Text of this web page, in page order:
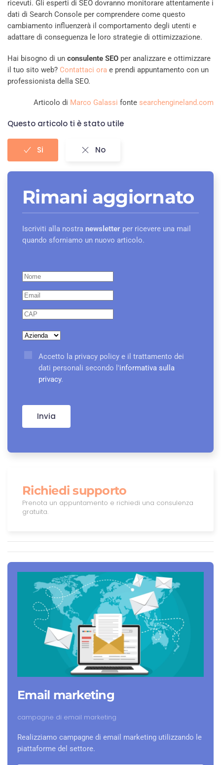
ricevuti. Gli esperti di SEO dovranno monitorare attentamente i
dati di Search Console per comprendere come questo
cambiamento influenzerà il comportamento degli utenti e
adattare di conseguenza le loro strategie di ottimizzazione.
Hai bisogno di un consulente SEO per analizzare e ottimizzare
il tuo sito web? Contattaci ora e prendi appuntamento con un
professionista della SEO.
Articolo di Marco Galassi fonte searchengineland.com
Questo articolo ti è stato utile
Si No
Rimani aggiornato
Iscriviti alla nostra newsletter per ricevere una mail
quando sforniamo un nuovo articolo.
Accetto la privacy policy e il trattamento dei
dati personali secondo l'informativa sulla
privacy.
Invia
Richiedi supporto
Prenota un appuntamento e richiedi una consulenza
gratuita.
Email marketing
campagne di email marketing
Realizziamo campagne di email marketing utilizzando le
piattaforme del settore.